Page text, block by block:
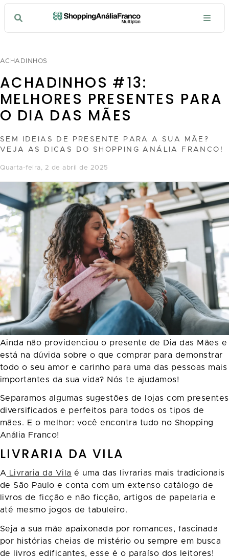
ACHADINHOS
ACHADINHOS #13:
MELHORES PRESENTES PARA
O DIA DAS MÃES
SEM IDEIAS DE PRESENTE PARA A SUA MÃE?
VEJA AS DICAS DO SHOPPING ANÁLIA FRANCO!
quarta-feira, 2 de abril de 2025
Ainda não providenciou o presente de Dia das Mães e
está na dúvida sobre o que comprar para demonstrar
todo o seu amor e carinho para uma das pessoas mais
importantes da sua vida? Nós te ajudamos!
Separamos algumas sugestões de lojas com presentes
diversificados e perfeitos para todos os tipos de
mães. E o melhor: você encontra tudo no Shopping
Anália Franco!
LIVRARIA DA VILA
A Livraria da Vila é uma das livrarias mais tradicionais
de São Paulo e conta com um extenso catálogo de
livros de ficção e não ficção, artigos de papelaria e
até mesmo jogos de tabuleiro.
Seja a sua mãe apaixonada por romances, fascinada
por histórias cheias de mistério ou sempre em busca
de livros edificantes, esse é o paraíso dos leitores!